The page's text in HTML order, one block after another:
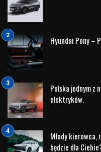
ponadprzeciętne osiągi w
Są nimi prędkość,
pokonywanie zakrętów,
samochodów o wysokich
terminologii.
Terminologia używana
takich jak spojler, splitter i
takich jak ECS, Elsd, ESC,
procedura startu mogą
skomplikowane i